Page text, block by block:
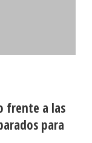
frente a las
para